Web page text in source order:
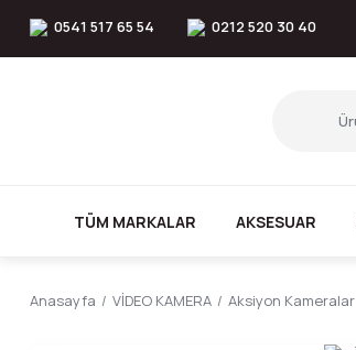
0541 517 65 54 0212 520 30 40
TÜM MARKALAR AKSESUAR
Anasayfa VİDEO KAMERA Aksiyon Kameralar